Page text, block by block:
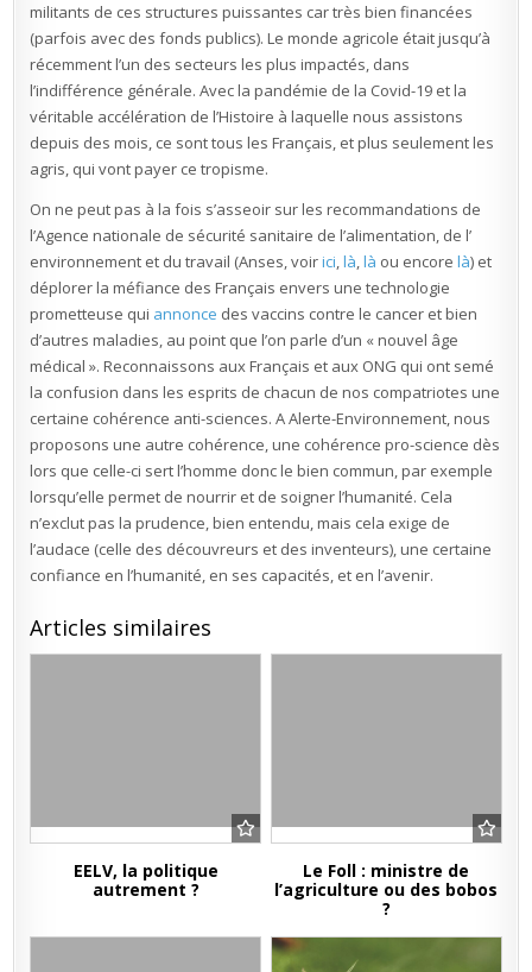
militants de ces structures puissantes car très bien financées
(parfois avec des fonds publics). Le monde agricole était jusqu’à
récemment l’un des secteurs les plus impactés, dans
l’indifférence générale. Avec la pandémie de la Covid-19 et la
véritable accélération de l’Histoire à laquelle nous assistons
depuis des mois, ce sont tous les Français, et plus seulement les
agris, qui vont payer ce tropisme.
On ne peut pas à la fois s’asseoir sur les recommandations de
l’Agence nationale de sécurité sanitaire de l’alimentation, de l’
environnement et du travail (Anses, voirici,là,là ou encorelà) et
déplorer la méfiance des Français envers une technologie
prometteuse qui annonce des vaccins contre le cancer et bien
d’autres maladies, au point que l’on parle d’un « nouvel âge
médical ». Reconnaissons aux Français et aux ONG qui ont semé
la confusion dans les esprits de chacun de nos compatriotes une
certaine cohérence anti-sciences. A Alerte-Environnement, nous
proposons une autre cohérence, une cohérence pro-science dès
lors que celle-ci sert l’homme donc le bien commun, par exemple
lorsqu’elle permet de nourrir et de soigner l’humanité. Cela
n’exclut pas la prudence, bien entendu, mais cela exige de
l’audace (celle des découvreurs et des inventeurs), une certaine
confiance en l’humanité, en ses capacités, et en l’avenir.
Articles similaires
EELV, la politique
autrement ?
Le Foll : ministre de
l’agriculture ou des bobos
?